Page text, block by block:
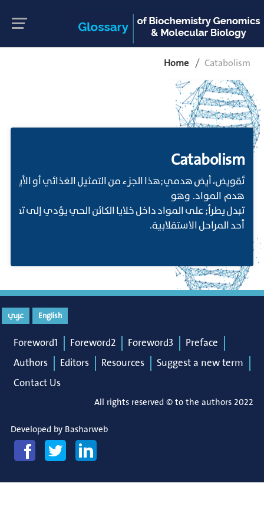
Home Catabolism
Catabolism
تَقويض، أيض هدمي;هذا الجزء من التمثيل الغذائي أو الأيض
هدم المواد. وهو
تبدل يطرأ; على المواد داخل خلايا الكائن الحي يؤدي إلى
أحد المراحل الاستقلابية.
English عربي
Foreword1 Foreword2 Foreword3
Preface
Authors
Editors Resources
Suggest a new term
Contact Us
All rights reserved © to the authors 2022
Developed by Basharweb